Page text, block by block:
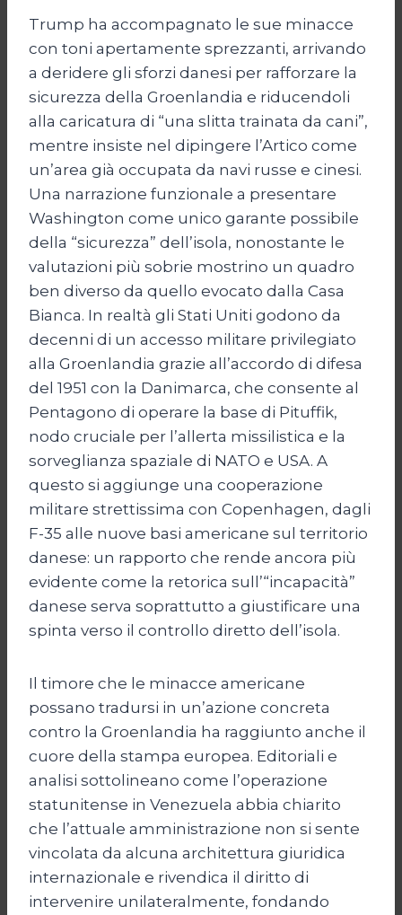
Trump ha accompagnato le sue minacce
con toni apertamente sprezzanti, arrivando
a deridere gli sforzi danesi per rafforzare la
sicurezza della Groenlandia e riducendoli
alla caricatura di “una slitta trainata da cani”,
mentre insiste nel dipingere l’Artico come
un’area già occupata da navi russe e cinesi.
Una narrazione funzionale a presentare
Washington come unico garante possibile
della “sicurezza” dell’isola, nonostante le
valutazioni più sobrie mostrino un quadro
ben diverso da quello evocato dalla Casa
Bianca. In realtà gli Stati Uniti godono da
decenni di un accesso militare privilegiato
alla Groenlandia grazie all’accordo di difesa
del 1951 con la Danimarca, che consente al
Pentagono di operare la base di Pituffik,
nodo cruciale per l’allerta missilistica e la
sorveglianza spaziale di NATO e USA. A
questo si aggiunge una cooperazione
militare strettissima con Copenhagen, dagli
F-35 alle nuove basi americane sul territorio
danese: un rapporto che rende ancora più
evidente come la retorica sull’“incapacità”
danese serva soprattutto a giustificare una
spinta verso il controllo diretto dell’isola.
Il timore che le minacce americane
possano tradursi in un’azione concreta
contro la Groenlandia ha raggiunto anche il
cuore della stampa europea. Editoriali e
analisi sottolineano come l’operazione
statunitense in Venezuela abbia chiarito
che l’attuale amministrazione non si sente
vincolata da alcuna architettura giuridica
internazionale e rivendica il diritto di
intervenire unilateralmente, fondando